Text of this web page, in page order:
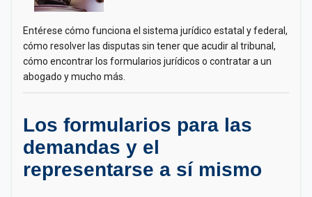
Entérese cómo funciona el sistema jurídico estatal y federal,
cómo resolver las disputas sin tener que acudir al tribunal,
cómo encontrar los formularios jurídicos o contratar a un
abogado y mucho más.
Los formularios para las
demandas y el
representarse a sí mismo